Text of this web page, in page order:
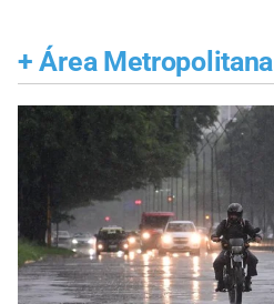
+ Área Metropolitana